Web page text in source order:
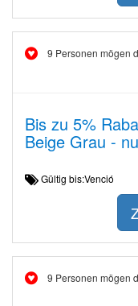
9 Personen mögen
Bis zu 5%
Beige Grau -
Gültig bis:Venció
9 Personen mögen